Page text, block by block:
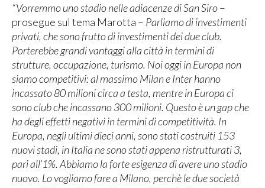
“Vorremmo uno stadio nelle adiacenze di San Siro–
prosegue sul tema Marotta – Parliamo di investimenti
privati, che sono frutto di investimenti dei due club.
Porterebbe grandi vantaggi alla città in termini di
strutture, occupazione, turismo. Noi oggi in Europa non
siamo competitivi: al massimo Milan e Inter hanno
incassato 80 milioni circa a testa, mentre in Europa ci
sono club che incassano 300 milioni. Questo è un gap che
ha degli effetti negativi in termini di competitività. In
Europa, negli ultimi dieci anni, sono stati costruiti 153
nuovi stadi, in Italia ne sono stati appena ristrutturati 3,
pari all’1%. Abbiamo la forte esigenza di avere uno stadio
nuovo. Lo vogliamo fare a Milano, perchè le due società